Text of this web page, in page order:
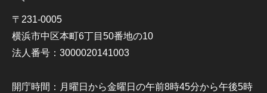
〒231-0005
横浜市中区本町6丁目50番地の10
法人番号：3000020141003
開庁時間：月曜日から金曜日の午前8時45分から午後5時